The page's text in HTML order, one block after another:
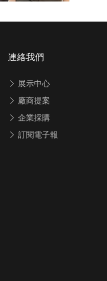
連絡我們
展示中心
廠商提案
企業採購
訂閱電子報